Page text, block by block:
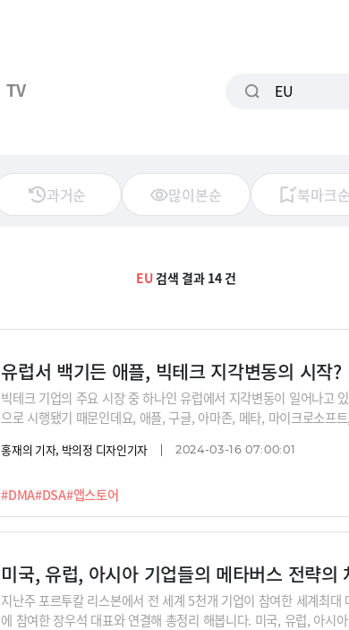
TV
과거순 많이본순 북마크순
EU검색 결과 14 건
유럽서 백기든 애플, 빅테크 지각변동의 시작?
#DMA#DSA#앱스토어
빅테크 기업의 주요 시장 중 하나인 유럽에서 지각변동이 일어나고
으로 시행됐기 때문인데요, 애플, 구글, 아마존, 메타, 마이크로소프
다운 받을 수 있도록 문을 열어줘야 합니다. 이를 준수하지 않을 경
마켓을 만들 것이라고 하구요, 이때문에 애플 앱스토어의 수수료가
제 시스템을 철저히 막아왔던 애플의 정책에까지 변화가 생기면 매
플의 주가에도 영향을 미치고 있습니다. DMA로 인해 빅테크들이 앞
홍재의 기자, 박의정 디자인기자 2024-03-16 07:00:01
미국, 유럽, 아시아 기업들의 메타버스 전략
지난주 포르투칼 리스본에서 전 세계 5천개 기업이 참여한 세계최
에 참여한 장우석 대표와 연결해 총정리 해봅니다. 미국, 유럽, 아시